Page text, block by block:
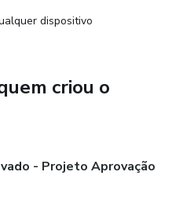
suas chances de aprovação
direcionada para as
dispositivo
criou o
- Projeto Aprovação